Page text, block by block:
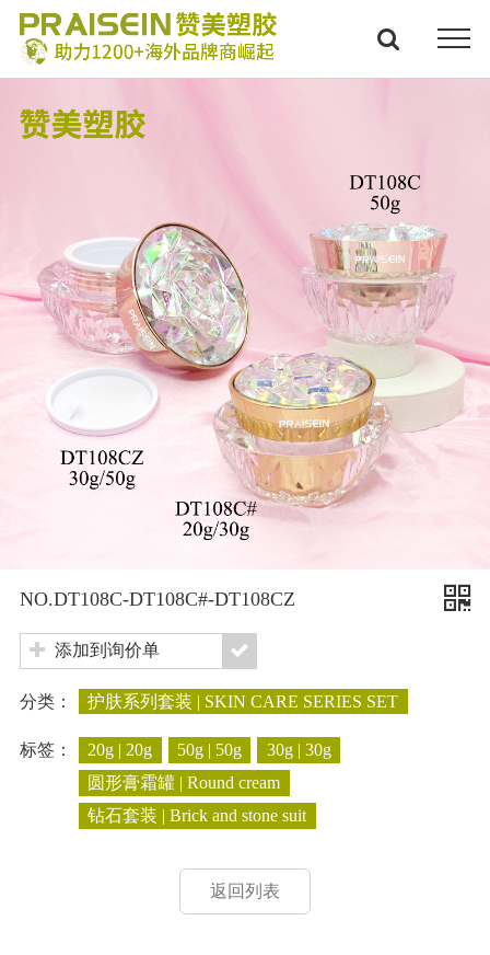
NO.DT108C-DT108C#-DT108CZ
添加到询价单
分类： 护肤系列套装 | SKIN CARE SERIES SET
标签： 20g | 20g 50g | 50g
30g | 30g
圆形膏霜罐 | Round cream
钻石套装 | Brick and stone suit
返回列表